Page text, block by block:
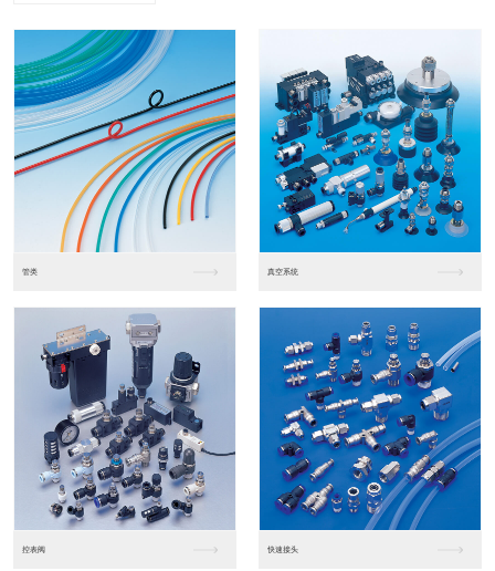
进口松下PLC2 进口松下PLC
东莞松下PLC 松下人机界面GT07